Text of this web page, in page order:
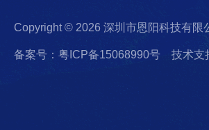
Copyright © 2026 深圳市恩阳科技有限
备案号：粤ICP备15068990号 技术支